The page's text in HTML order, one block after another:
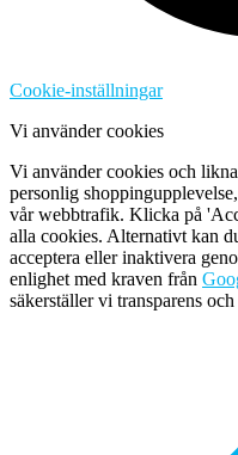
Cookie-inställningar
Vi använder cookies
Vi använder cookies och
personlig
vår webbtrafik. Klicka på
alla cookies. Alternativt kan
acceptera eller inaktivera
enlighet med kraven från
säkerställer vi transparens